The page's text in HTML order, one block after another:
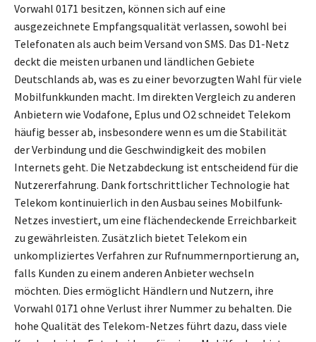
Vorwahl 0171 besitzen, können sich auf eine
ausgezeichnete Empfangsqualität verlassen, sowohl bei
Telefonaten als auch beim Versand von SMS. Das D1-Netz
deckt die meisten urbanen und ländlichen Gebiete
Deutschlands ab, was es zu einer bevorzugten Wahl für viele
Mobilfunkkunden macht. Im direkten Vergleich zu anderen
Anbietern wie Vodafone, Eplus und O2 schneidet Telekom
häufig besser ab, insbesondere wenn es um die Stabilität
der Verbindung und die Geschwindigkeit des mobilen
Internets geht. Die Netzabdeckung ist entscheidend für die
Nutzererfahrung. Dank fortschrittlicher Technologie hat
Telekom kontinuierlich in den Ausbau seines Mobilfunk-
Netzes investiert, um eine flächendeckende Erreichbarkeit
zu gewährleisten. Zusätzlich bietet Telekom ein
unkompliziertes Verfahren zur Rufnummernportierung an,
falls Kunden zu einem anderen Anbieter wechseln
möchten. Dies ermöglicht Händlern und Nutzern, ihre
Vorwahl 0171 ohne Verlust ihrer Nummer zu behalten. Die
hohe Qualität des Telekom-Netzes führt dazu, dass viele